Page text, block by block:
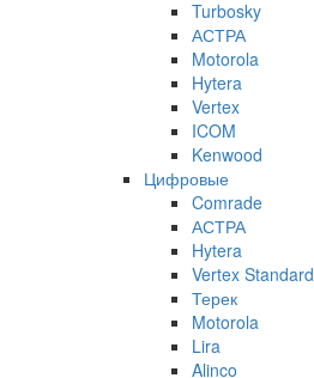
Turbosky
АСТРА
Motorola
Hytera
Vertex
ICOM
Kenwood
Цифровые
Comrade
АСТРА
Hytera
Vertex Standard
Терек
Motorola
Lira
Alinco